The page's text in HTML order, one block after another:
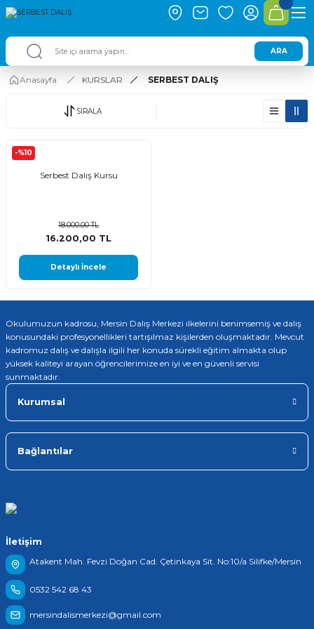
ARA
Anasayfa KURSLAR SERBEST DALIŞ
SIRALA
-%10
Serbest Dalış Kursu
18.000,00 TL
16.200,00 TL
Detaylı İncele
Okulumuzun kadrosu, Mersin Dalış Merkezi ilkelerini benimsemiş ve dalış
konusundaki profesyonellikleri tartışılmaz kişilerden oluşmaktadır. Mevcut
kadromuz dalış ve dalışla ilgili her konuda sürekli eğitim almakta olup
yüksek kaliteyi arayan öğrencilerimize en iyi ve en güvenli servisi
sunmaktadır.
Kurumsal
Bağlantılar
İletişim
Atakent Mah. Fevzi Doğan Cad. Çetinkaya Sit. No:10/a Silifke/Mersin
0532 542 68 43
mersindalismerkezi@gmail.com